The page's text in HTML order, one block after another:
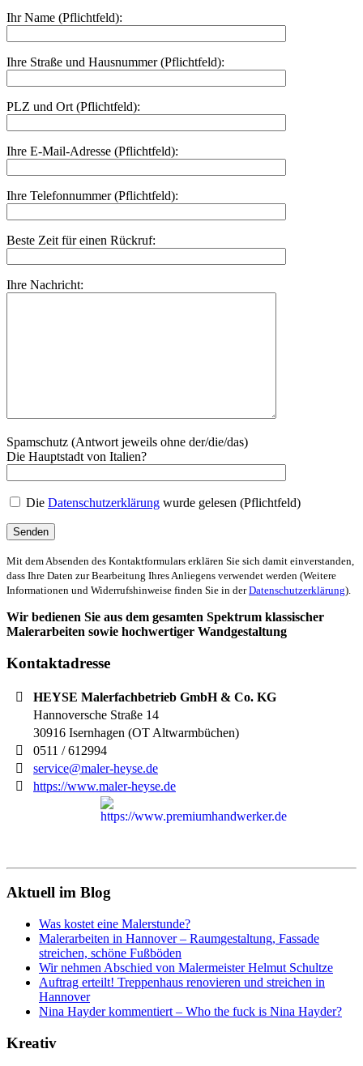
Ihr Name (Pflichtfeld):
Ihre Straße und Hausnummer (Pflichtfeld):
PLZ und Ort (Pflichtfeld):
Ihre E-Mail-Adresse (Pflichtfeld):
Ihre Telefonnummer (Pflichtfeld):
Beste Zeit für einen Rückruf:
Ihre Nachricht:
Spamschutz (Antwort jeweils ohne der/die/das)
Die Hauptstadt von Italien?
Die Datenschutzerklärung wurde gelesen (Pflichtfeld)
Mit dem Absenden des Kontaktformulars erklären Sie sich damit einverstanden,
dass Ihre Daten zur Bearbeitung Ihres Anliegens verwendet werden (Weitere
Informationen und Widerrufshinweise finden Sie in derDatenschutzerklärung).
Wir bedienen Sie aus dem gesamten Spektrum klassischer
Malerarbeiten sowie hochwertiger Wandgestaltung
Kontaktadresse
HEYSE Malerfachbetrieb GmbH & Co. KG
Hannoversche Straße 14
30916 Isernhagen (OT Altwarmbüchen)
0511 / 612994
service@maler-heyse.de
https://www.maler-heyse.de
Aktuell im Blog
Was kostet eine Malerstunde?
Malerarbeiten in Hannover – Raumgestaltung, Fassade
streichen, schöne Fußböden
Wir nehmen Abschied von Malermeister Helmut Schultze
Auftrag erteilt! Treppenhaus renovieren und streichen in
Hannover
Nina Hayder kommentiert – Who the fuck is Nina Hayder?
Kreativ